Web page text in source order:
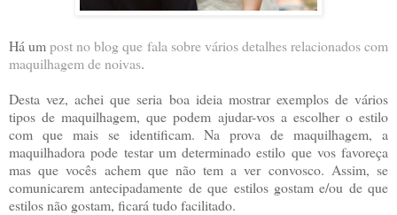
Há umpost no blog que fala sobre vários detalhes relacionados com
maquilhagem de noivas.
Desta vez, achei que seria boa ideia mostrar exemplos de vários
tipos de maquilhagem, que podem ajudar-vos a escolher o estilo
com que mais se identificam. Na prova de maquilhagem, a
maquilhadora pode testar um determinado estilo que vos favoreça
mas que vocês achem que não tem a ver convosco. Assim, se
comunicarem antecipadamente de que estilos gostam e/ou de que
estilos não gostam, ficará tudo facilitado.